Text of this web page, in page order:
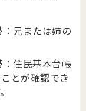
兄または姉の
住民基本台帳
とが確認でき